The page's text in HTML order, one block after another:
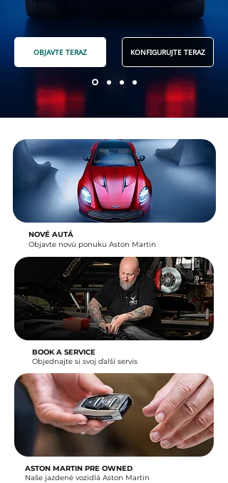
OBJAVTE TERAZ KONFIGURUJTE TERAZ
NOVÉ AUTÁ
Objavte novú ponuku Aston Martin
BOOK A SERVICE
Objednajte si svoj ďalší servis
ASTON MARTIN PRE OWNED
Naše jazdené vozidlá Aston Martin